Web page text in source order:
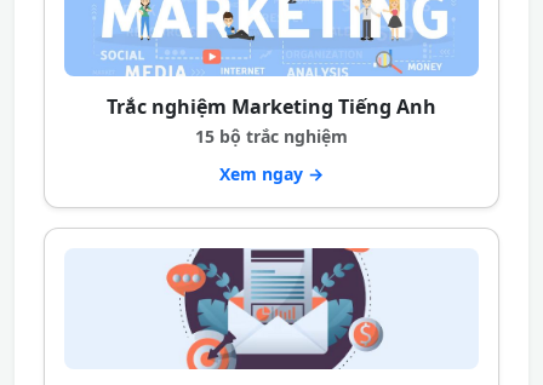
Trắc nghiệm Marketing Tiếng Anh
15 bộ trắc nghiệm
Xem ngay →